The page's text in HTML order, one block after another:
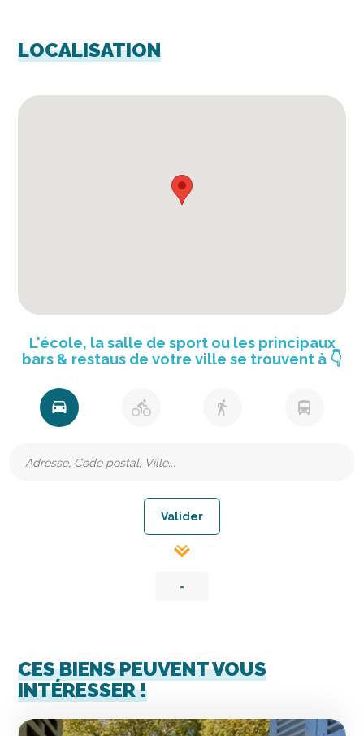
LOCALISATION
L'école, la salle de sport ou les principaux
bars & restaus de votre ville se trouvent à 👇
-
CES BIENS PEUVENT VOUS
INTÉRESSER !